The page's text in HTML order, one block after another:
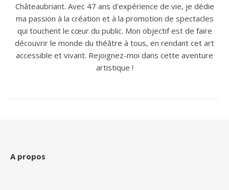
Châteaubriant. Avec 47 ans d'expérience de vie, je dédie
ma passion à la création et à la promotion de spectacles
qui touchent le cœur du public. Mon objectif est de faire
découvrir le monde du théâtre à tous, en rendant cet art
accessible et vivant. Rejoignez-moi dans cette aventure
artistique !
A propos